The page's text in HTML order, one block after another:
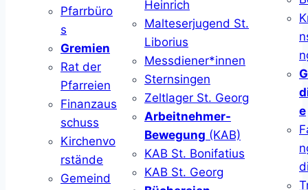
Pfarrbüro
s
Gremien
Rat der
Pfarreien
Finanzaus
schuss
Kirchenvo
rstände
Gemeind
Heinrich
Malteserjugend St.
Liborius
Messdiener*innen
Sternsingen
Zeltlager St. Georg
Arbeitnehmer-
Bewegung (KAB)
KAB St. Bonifatius
KAB St. Georg
e